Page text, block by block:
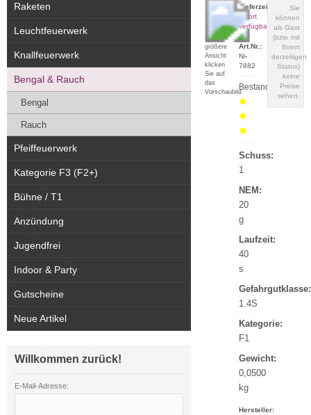
Für eine
größere
Ansicht
klicken
Sie auf
das
Vorschaubild
Sie
können
als Gast
(bzw. mit
Ihrem
derzeitigen
Status)
keine
Preise
sehen.
Lieferzeit:
sofort
verfügbar
Art.Nr.:
Ni-
7882
Bestand:
Schuss:
1
NEM:
20
g
Laufzeit:
40
s
Gefahrgutklasse:
1.4S
Kategorie:
F1
Gewicht:
0,0500
kg
Hersteller:
Raketen
Leuchtfeuerwerk
Knallfeuerwerk
Bengal & Rauch
Bengal
Rauch
Pfeiffeuerwerk
Kategorie F3 (F2+)
Bühne / T1
Anzündung
Jugendfrei
Indoor & Party
Gutscheine
Neue Artikel
Willkommen zurück!
E-Mail-Adresse: